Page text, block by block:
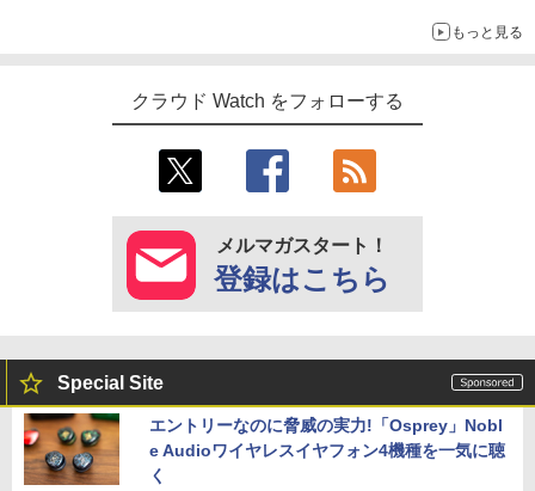
もっと見る
クラウド Watch をフォローする
メルマガスタート！
登録はこちら
Special Site
エントリーなのに脅威の実力!「Osprey」Nobl
e Audioワイヤレスイヤフォン4機種を一気に聴
く